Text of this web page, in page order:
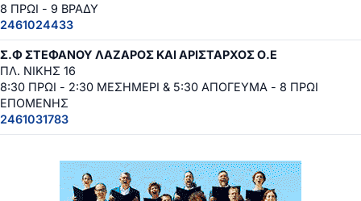
8 ΠΡΩΙ - 9 ΒΡΑΔΥ
2461024433
Σ.Φ ΣΤΕΦΑΝΟΥ ΛΑΖΑΡΟΣ ΚΑΙ ΑΡΙΣΤΑΡΧΟΣ Ο.Ε
ΠΛ. ΝΙΚΗΣ 16
8:30 ΠΡΩΙ - 2:30 ΜΕΣΗΜΕΡΙ & 5:30 ΑΠΟΓΕΥΜΑ - 8 ΠΡΩΙ
ΕΠΟΜΕΝΗΣ
2461031783